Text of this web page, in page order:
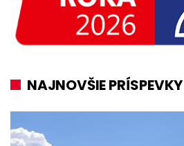
NAJNOVŠIE PRÍSPEVKY